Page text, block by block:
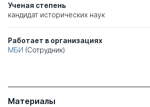
Ученая степень
кандидат исторических наук
Работает в организациях
МБИ (Сотрудник)
Материалы